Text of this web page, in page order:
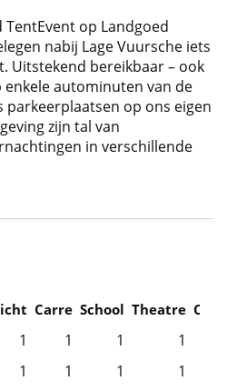
TentEvent op Landgoed
nabij Lage Vuursche iets
Uitstekend bereikbaar – ook
autominuten van de
op ons eigen
zijn tal van
in verschillende
Carre School Theatre
1 1 1
1
1 1 1
1